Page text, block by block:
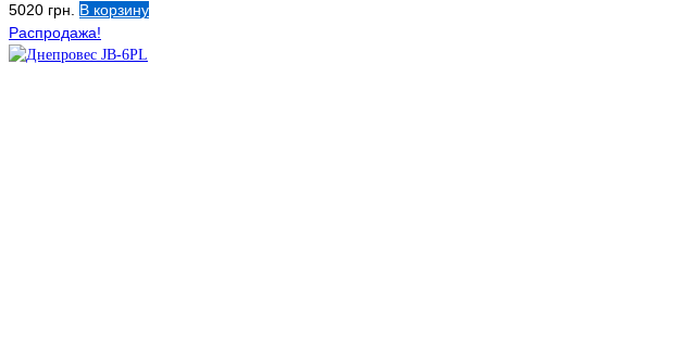
5020 грн.
В корзину
Распродажа!